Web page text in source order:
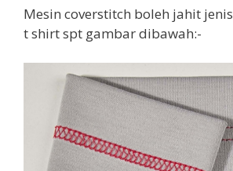
Mesin coverstitch boleh jahit
t shirt spt gambar dibawah:-